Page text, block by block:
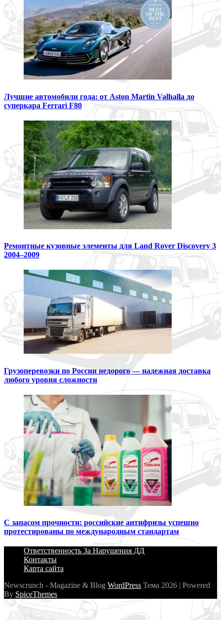
Лучшие автомобили года: от Aston Martin Valhalla до
суперкара Ferrari F80
Ремонтные кузовные элементы для Land Rover Discovery 3
2004–2009
Грузоперевозки по России недорого — надежная доставка
любого уровня сложности
С запасом прочности: российские антифризы успешно
протестированы по международным стандартам
Ответственность За Нарушения ДД
Контакты
Карта сайта
Newscrunch - Magazine & Blog WordPress Тема 2026 | Powered
By SpiceThemes